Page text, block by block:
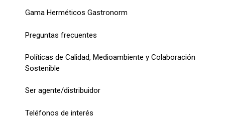
Gama Herméticos Gastronorm
Preguntas frecuentes
Políticas de Calidad, Medioambiente y Colaboración
Sostenible
Ser agente/distribuidor
Teléfonos de interés